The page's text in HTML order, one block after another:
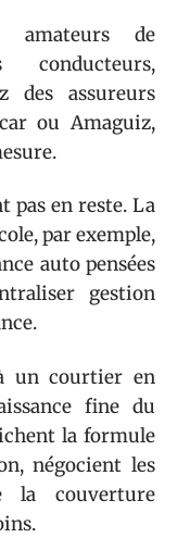
amateurs de
conducteurs,
des assureurs
ou Amaguiz,
pas en reste. La
par exemple,
auto pensées
gestion
un courtier en
fine du
la formule
négocient les
couverture